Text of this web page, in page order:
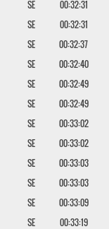
SE
00:32:31
SE
00:32:31
SE
00:32:37
SE
00:32:40
SE
00:32:49
SE
00:32:49
SE
00:33:02
SE
00:33:02
SE
00:33:03
SE
00:33:03
SE
00:33:09
SE
00:33:19